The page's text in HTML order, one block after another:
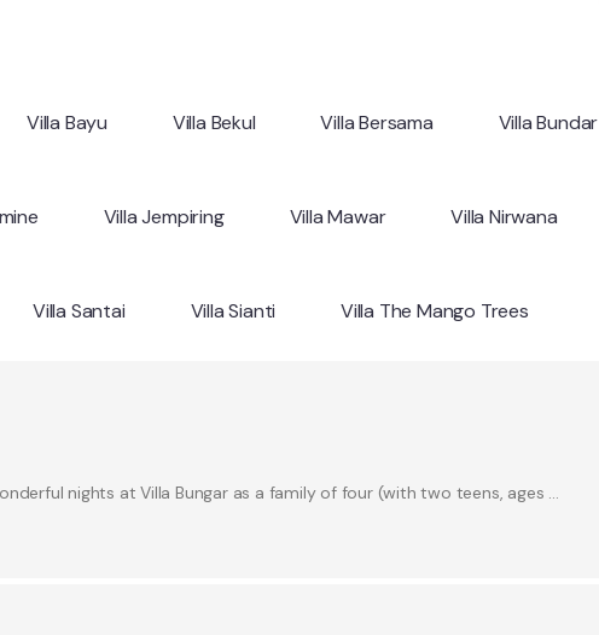
Villa Bayu Villa Bekul Villa Bersama Villa Bundar
Villa Jempiring Villa Mawar Villa Nirwana
Villa Santai Villa Sianti Villa The Mango Trees
nights at Villa Bungar as a family of four (with two teens, ages …